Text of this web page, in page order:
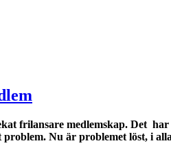
frilansare medlemskap. Det
Nu är problemet löst, i